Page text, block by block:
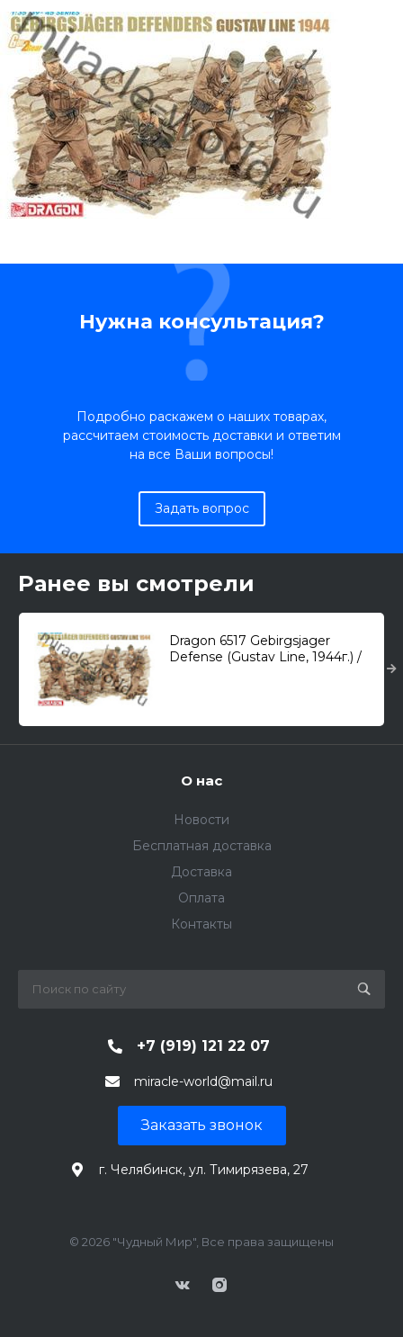
Нужна консультация?
Подробно раскажем о наших товарах,
рассчитаем стоимость доставки и ответим
на все Ваши вопросы!
Задать вопрос
Ранее вы смотрели
Dragon 6517 Gebirgsjager
Defense (Gustav Line, 1944г.) /
О нас
Новости
Бесплатная доставка
Доставка
Оплата
Контакты
+7 (919) 121 22 07
miracle-world@mail.ru
Заказать звонок
г. Челябинск, ул. Тимирязева, 27
© 2026 "Чудный Мир", Все права защищены